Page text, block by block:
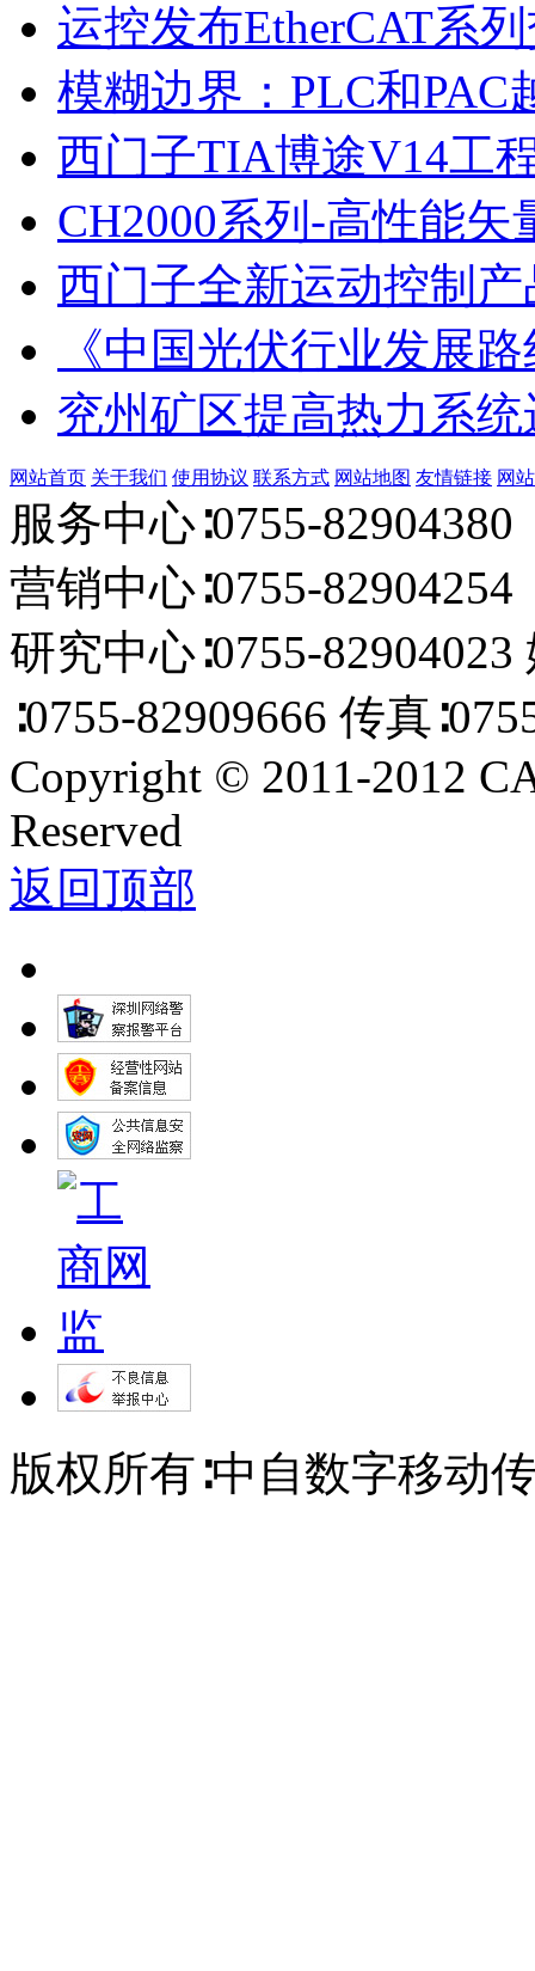
运控发布EtherCAT系
模糊边界：PLC和PAC
西门子TIA博途V14工
CH2000系列-高性能矢
西门子全新运动控制产
《中国光伏行业发展
兖州矿区提高热力系统
网站首页 关于我们 使用协议 联系方式 网站地图 友情链接 网
服务中心∶0755-
营销中心∶0755-
研究中心∶0755-
∶0755-82909666 传真
Copyright © 2011-2012
Reserved
返回顶部
版权所有∶中自数字移动